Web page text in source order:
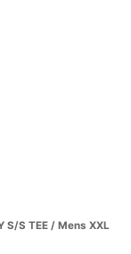
S/S TEE / Mens XXL